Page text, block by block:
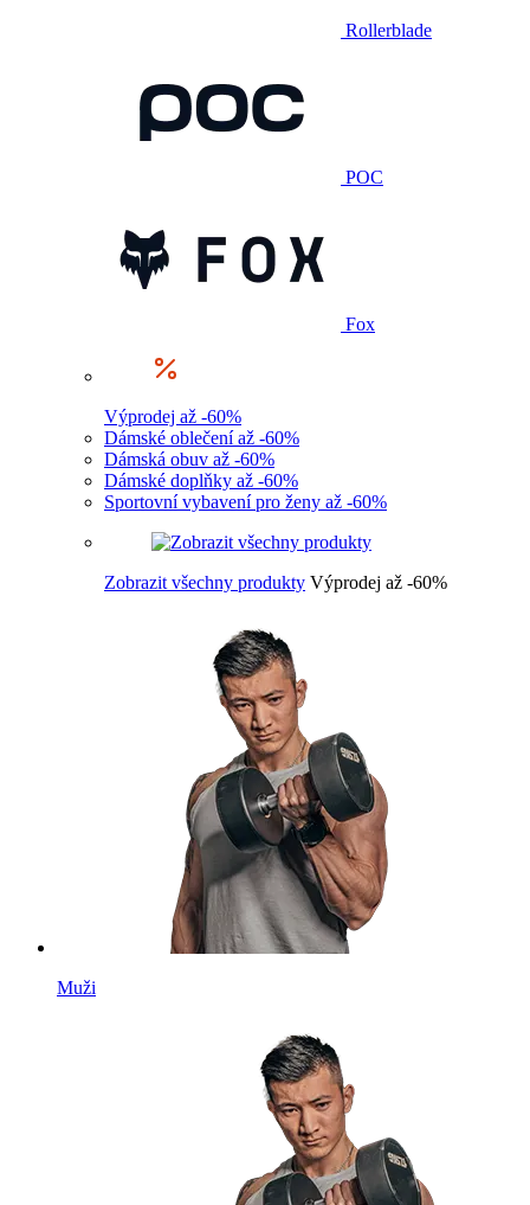
Rollerblade
POC
Fox
Výprodej až -60%
Dámské oblečení až -60%
Dámská obuv až -60%
Dámské doplňky až -60%
Sportovní vybavení pro ženy až -60%
Zobrazit všechny produkty Výprodej až -60%
Muži